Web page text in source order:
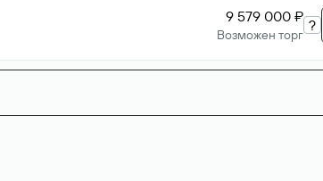
9 579 000 ₽
Возможен торг
?